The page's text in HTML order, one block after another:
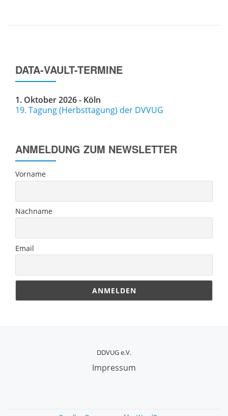
DATA-VAULT-TERMINE
1. Oktober 2026 - Köln
19. Tagung (Herbsttagung) der DVVUG
ANMELDUNG ZUM NEWSLETTER
Vorname
Nachname
Email
DDVUG e.V.
Impressum